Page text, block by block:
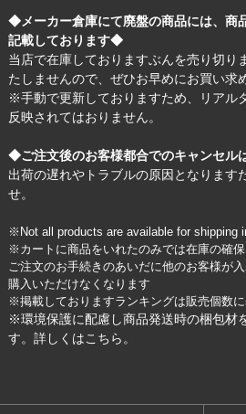
◆メーカー倉庫にて廃盤の商品には、商
記載しております◆
当店で在庫しておりますぶんを売り切り
たしませんので、ぜひお早めにお買い求
※手動で更新しておりますため、リアル
反映されてはおりません。
◆ご注文後のお客様都合でのキャンセル
出荷の遅れやトラブルの原因となります
せ。
※Not all products are available for shipping
※カートに商品をいれたのみでは在庫の確
ご注文のお手続きのあいだに他のお客様が
購入いただけなくなります
※掲載しておりますランキングは販売個数
※環境保護に配慮し商品発送時の梱包材
す。詳しくはこちら 。